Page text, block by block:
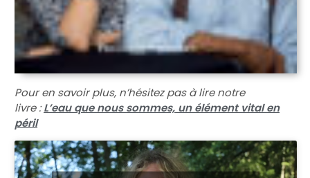
Pour en savoir plus, n’hésitez pas à lire notre
livre :L’eau que nous sommes, un élément vital en
péril